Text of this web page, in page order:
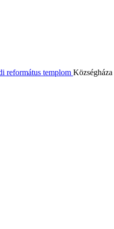
református templom Községháza